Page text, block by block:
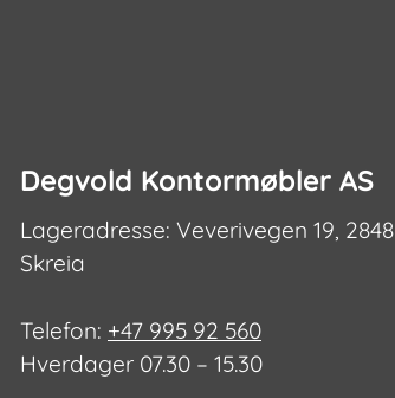
Degvold Kontormøbler AS
Lageradresse: Veverivegen 19, 2848
Skreia
Telefon: +47 995 92 560
Hverdager 07.30 – 15.30